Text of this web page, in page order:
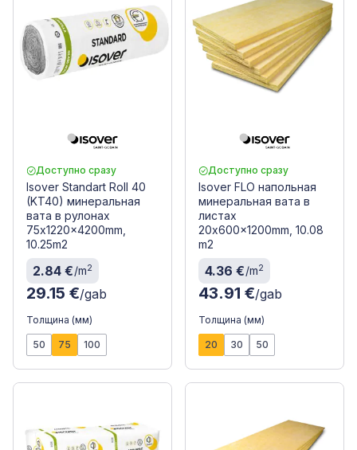
Доступно сразу
Isover Standart Roll 40
(KT40) минеральная
вата в рулонах
75x1220x4200mm,
10.25m2
2.84 €/m2
29.15 €/gab
Толщина (мм)
50 75 100
Доступно сразу
Isover FLO напольная
минеральная вата в
листах
20x600x1200mm, 10.08
m2
4.36 €/m2
43.91 €/gab
Толщина (мм)
20 30 50